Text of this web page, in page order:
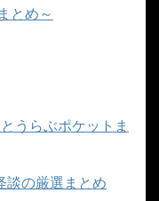
とめ～
うらぶポケットま
談の厳選まとめ